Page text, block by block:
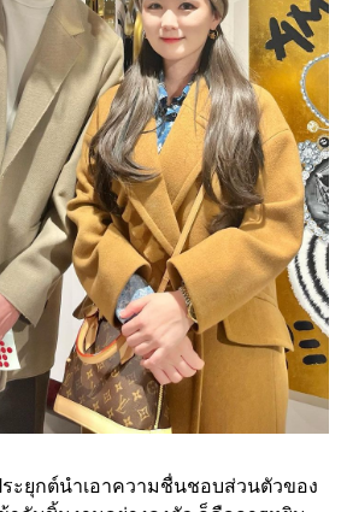
ะยุกต์นำเอาความชื่นชอบส่วนตัวของ